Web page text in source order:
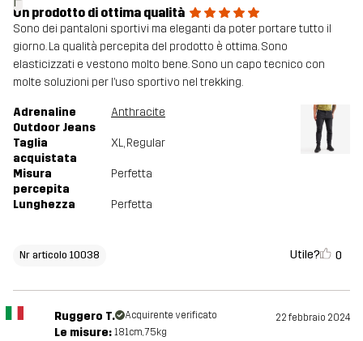
Un prodotto di ottima qualità
Sono dei pantaloni sportivi ma eleganti da poter portare tutto il
giorno. La qualità percepita del prodotto è ottima. Sono
elasticizzati e vestono molto bene. Sono un capo tecnico con
molte soluzioni per l’uso sportivo nel trekking.
Adrenaline
Outdoor Jeans
Anthracite
Taglia
acquistata
XL, Regular
Misura
percepita
Perfetta
Lunghezza Perfetta
Nr articolo 10038 Utile? 0
Ruggero T. Acquirente verificato 22 febbraio 2024
Le misure: 181cm, 75kg